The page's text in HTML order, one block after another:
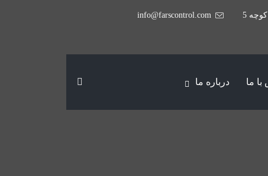
5
info@farscontrol.com
ما درباره ما